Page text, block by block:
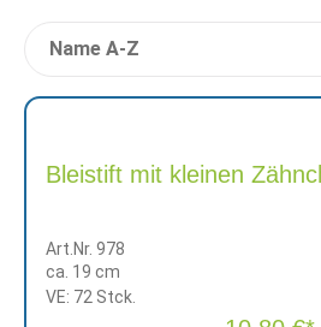
Bleistift mit kleinen
Art.Nr. 978
ca. 19 cm
VE: 72 Stck.